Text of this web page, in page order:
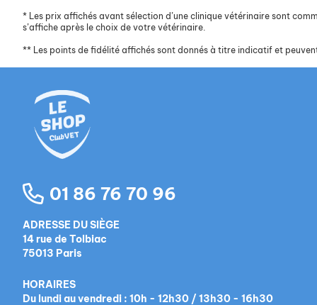
* Les prix affichés avant sélection d’une clinique vétérinaire sont
s’affiche après le choix de votre vétérinaire.
** Les points de fidélité affichés sont donnés à titre indicatif et
01 86 76 70 96
ADRESSE DU SIÈGE
14 rue de Tolbiac
75013 Paris
HORAIRES
Du lundi au vendredi : 10h - 12h30 / 13h30 - 16h30